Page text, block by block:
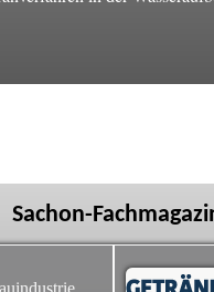
Sachon-